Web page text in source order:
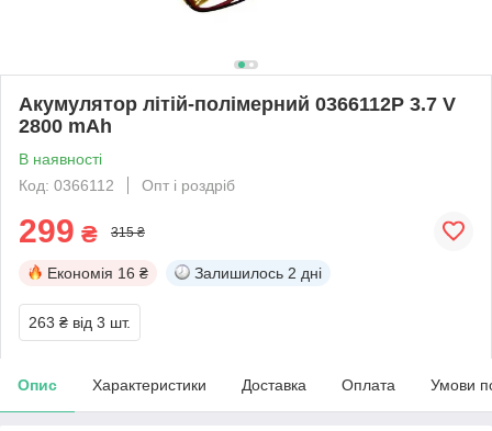
Акумулятор літій-полімерний 0366112P 3.7 V
2800 mAh
В наявності
Код: 0366112
Опт і роздріб
299 ₴ 315 ₴
Економія 16 ₴ Залишилось 2 дні
263 ₴ від 3 шт.
Опис Характеристики Доставка Оплата Умови